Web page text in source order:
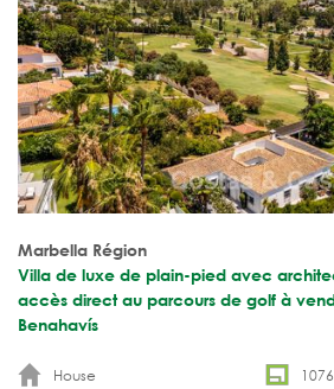
Marbella Région
Villa de luxe de plain-pied avec
accès direct au parcours de golf à
Benahavís
House